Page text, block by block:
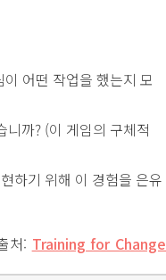
어떤 작업을 했는지 모
까? (이 게임의 구체적
하기 위해 이 경험을 은유
처: Training for Change